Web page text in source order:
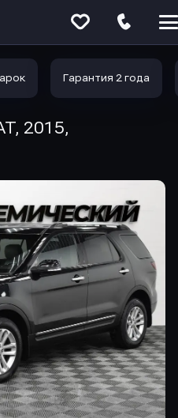
Гарантия 2 года
2015,